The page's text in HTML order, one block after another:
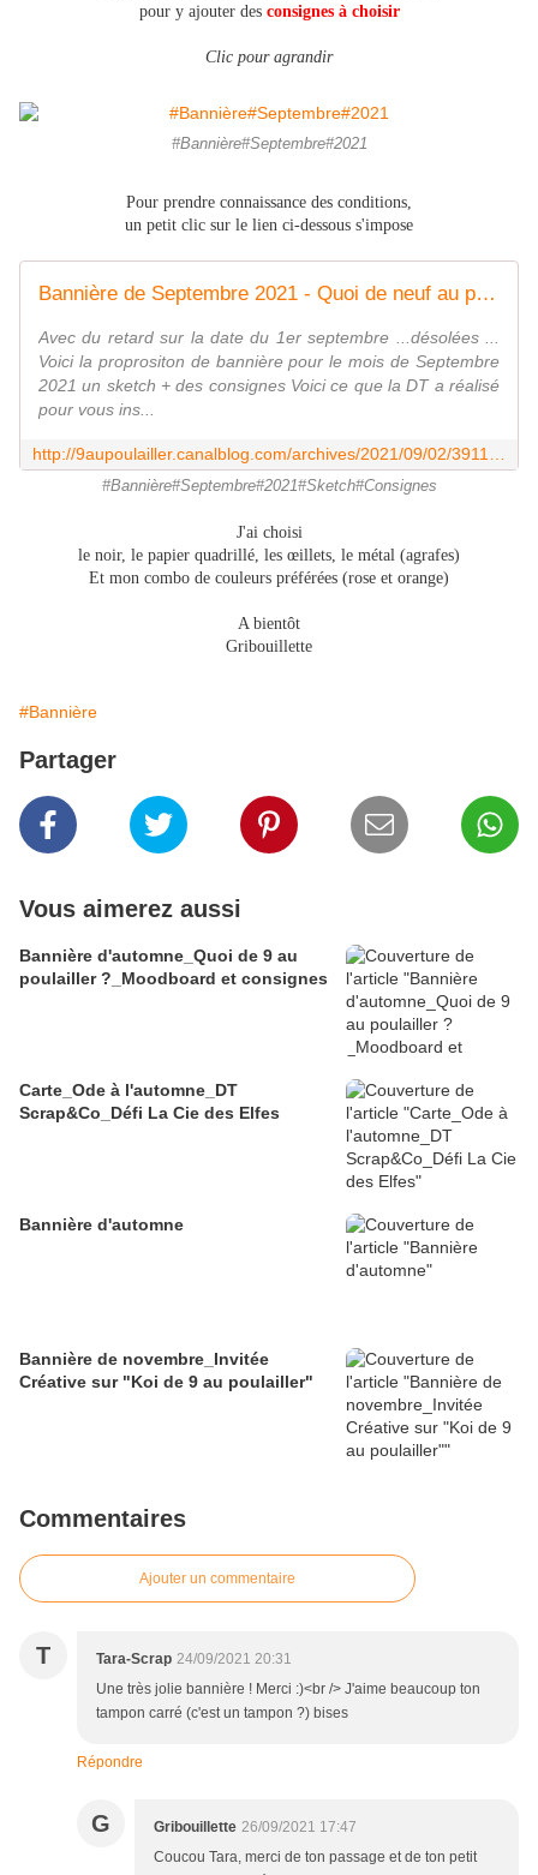
pour y ajouter des consignes à choisir
Clic pour agrandir
#Bannière#Septembre#2021
Pour prendre connaissance des conditions,
un petit clic sur le lien ci-dessous s'impose
Bannière de Septembre 2021 - Quoi de neuf au poulailler ?
Avec du retard sur la date du 1er septembre ...désolées ...
Voici la proprositon de bannière pour le mois de Septembre
2021 un sketch + des consignes Voici ce que la DT a réalisé
pour vous ins...
#Bannière#Septembre#2021#Sketch#Consignes
J'ai choisi
le noir, le papier quadrillé, les œillets, le métal (agrafes)
Et mon combo de couleurs préférées (rose et orange)
A bientôt
Gribouillette
#Bannière
Partager
Vous aimerez aussi
Bannière d'automne_Quoi de 9 au
poulailler ?_Moodboard et consignes
Carte_Ode à l'automne_DT
Scrap&Co_Défi La Cie des Elfes
Bannière d'automne
Bannière de novembre_Invitée
Créative sur "Koi de 9 au poulailler"
Commentaires
Ajouter un commentaire
T Tara-Scrap 24/09/2021 20:31
Une très jolie bannière ! Merci :)<br /> J'aime beaucoup ton
tampon carré (c'est un tampon ?) bises
Répondre
G Gribouillette 26/09/2021 17:47
Coucou Tara, merci de ton passage et de ton petit